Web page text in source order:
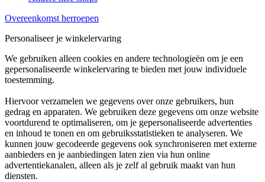
Overeenkomst herroepen
Personaliseer je winkelervaring
We gebruiken alleen cookies en andere technologieën om je een
gepersonaliseerde winkelervaring te bieden met jouw individuele
toestemming.
Hiervoor verzamelen we gegevens over onze gebruikers, hun
gedrag en apparaten. We gebruiken deze gegevens om onze website
voortdurend te optimaliseren, om je gepersonaliseerde advertenties
en inhoud te tonen en om gebruiksstatistieken te analyseren. We
kunnen jouw gecodeerde gegevens ook synchroniseren met externe
aanbieders en je aanbiedingen laten zien via hun online
advertentiekanalen, alleen als je zelf al gebruik maakt van hun
diensten.